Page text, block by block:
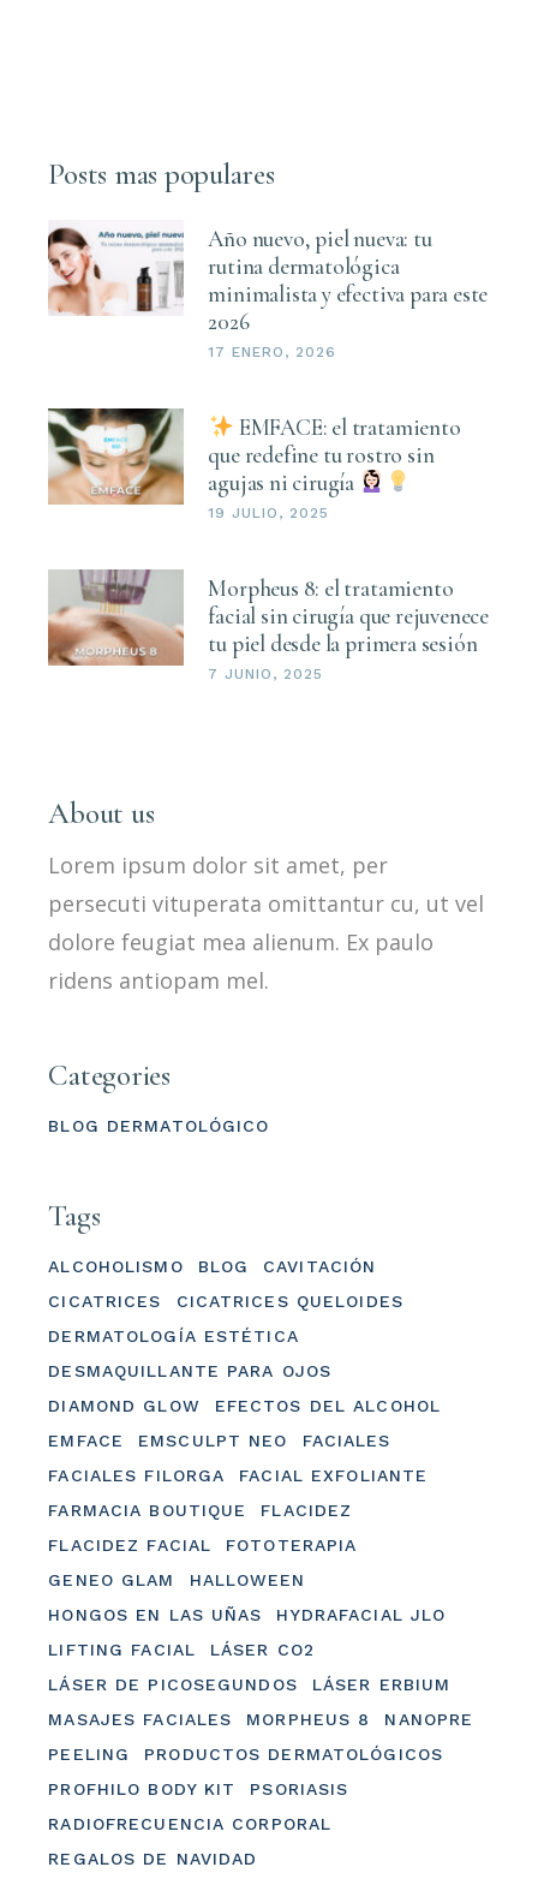
Posts mas populares
Año nuevo, piel nueva: tu
rutina dermatológica
minimalista y efectiva para este
2026
17 ENERO, 2026
EMFACE: el tratamiento
que redefine tu rostro sin
agujas ni cirugía
19 JULIO, 2025
Morpheus 8: el tratamiento
facial sin cirugía que rejuvenece
tu piel desde la primera sesión
7 JUNIO, 2025
About us
Lorem ipsum dolor sit amet, per
persecuti vituperata omittantur cu, ut vel
dolore feugiat mea alienum. Ex paulo
ridens antiopam mel.
Categories
BLOG DERMATOLÓGICO
Tags
ALCOHOLISMO BLOG
CAVITACIÓN
CICATRICES
CICATRICES QUELOIDES
DERMATOLOGÍA ESTÉTICA
DESMAQUILLANTE PARA OJOS
DIAMOND GLOW
EFECTOS DEL ALCOHOL
EMFACE
EMSCULPT NEO
FACIALES
FACIALES FILORGA
FACIAL EXFOLIANTE
FARMACIA BOUTIQUE
FLACIDEZ
FLACIDEZ FACIAL
FOTOTERAPIA
GENEO GLAM
HALLOWEEN
HONGOS EN LAS UÑAS
HYDRAFACIAL JLO
LIFTING FACIAL
LÁSER CO2
LÁSER DE PICOSEGUNDOS
LÁSER ERBIUM
MASAJES FACIALES
MORPHEUS 8
NANOPRE
PEELING
PRODUCTOS DERMATOLÓGICOS
PROFHILO BODY KIT
PSORIASIS
RADIOFRECUENCIA CORPORAL
REGALOS DE NAVIDAD